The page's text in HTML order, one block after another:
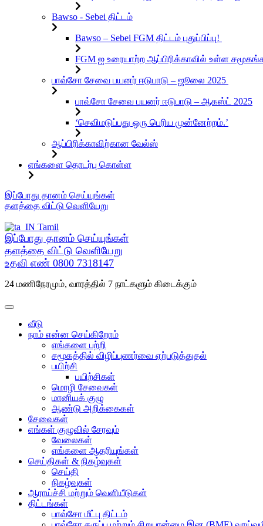
Bawso - Sebei திட்டம்
Bawso – Sebei FGM திட்டம் புதுப்பிப்பு!
FGM ஐ உரையாற்ற ஆப்பிரிக்காவில் உள்ள
பாவ்சோ சேவை பயனர் ஈடுபாடு – ஜூலை 2025
பாவ்சோ சேவை பயனர் ஈடுபாடு – ஆகஸ்ட் 2025
‘செவிமடுப்பது ஒரு பெரிய முன்னேற்றம்.’
ஆப்பிரிக்காவிற்கான வேல்ஸ்
எங்களை தொடர்பு கொள்ள
உள்ளடக்கத்திற்கு
செல்க
இப்போது தானம் செய்யுங்கள்
தளத்தை விட்டு வெளியேறு
Tamil
இப்போது தானம் செய்யுங்கள்
தளத்தை விட்டு வெளியேறு
உதவி எண் 0800 7318147
24 மணிநேரமும், வாரத்தில் 7 நாட்களும் கிடைக்கும்
வீடு
நாம் என்ன செய்கிறோம்
எங்களை பற்றி
சமூகத்தில் விழிப்புணர்வை ஏற்படுத்துதல்
பயிற்சி
பயிற்சிகள்
மொழி சேவைகள்
மானியக் குழு
ஆண்டு அறிக்கைகள்
சேவைகள்
எங்கள் குழுவில் சேரவும்
வேலைகள்
எங்களை ஆதரியுங்கள்
செய்திகள் & நிகழ்வுகள்
செய்தி
நிகழ்வுகள்
ஆராய்ச்சி மற்றும் வெளியீடுகள்
திட்டங்கள்
பாவ்சோ மீட்பு திட்டம்